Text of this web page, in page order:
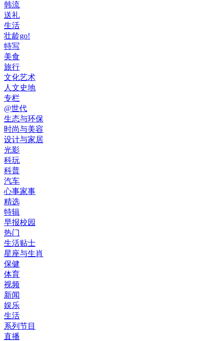
韩流
送礼
生活
壮龄go!
特写
美食
旅行
文化艺术
人文史地
专栏
@世代
生态与环保
时尚与美容
设计与家居
光影
科玩
科普
汽车
心事家事
精选
特辑
早报校园
热门
生活贴士
星座与生肖
保健
体育
视频
新闻
娱乐
生活
系列节目
直播